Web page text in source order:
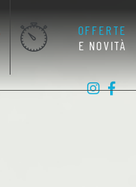
OFFERTE
E NOVITÀ